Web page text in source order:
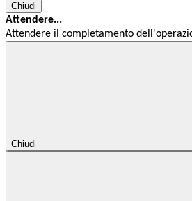
Chiudi
Attendere...
Attendere il completamento
Chiudi